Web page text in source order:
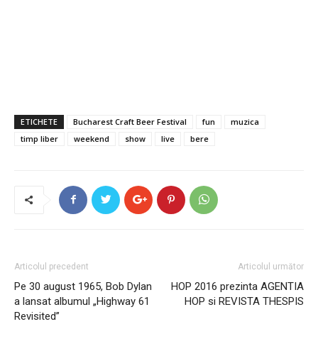
ETICHETE Bucharest Craft Beer Festival fun
muzica
timp liber
weekend show live bere
Articolul precedent
Pe 30 august 1965, Bob Dylan
a lansat albumul „Highway 61
Revisited”
Articolul următor
HOP 2016 prezinta AGENTIA
HOP si REVISTA THESPIS